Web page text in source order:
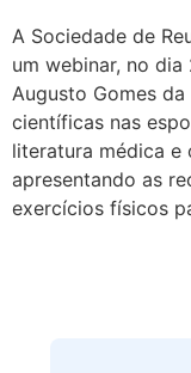
A Sociedade de
um webinar, no
Augusto Gomes
científicas nas
literatura médica e
apresentando as
exercícios físicos